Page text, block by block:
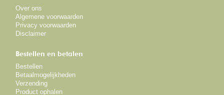
Over ons
Algemene voorwaarden
Privacy voorwaarden
Disclaimer
Bestellen en betalen
Bestellen
Betaalmogelijkheden
Verzending
Product ophalen